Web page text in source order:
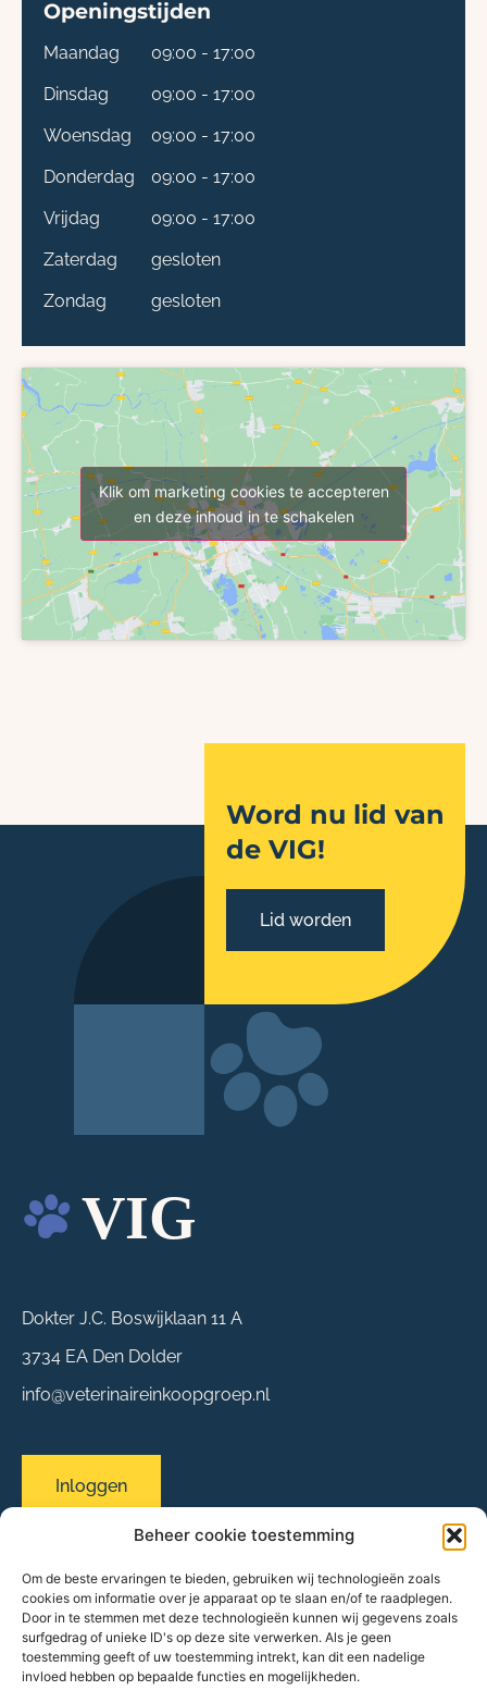
Beheer cookie toestemming
Om de beste ervaringen te bieden, gebruiken wij technologieën zoals
cookies om informatie over je apparaat op te slaan en/of te raadplegen.
Door in te stemmen met deze technologieën kunnen wij gegevens zoals
surfgedrag of unieke ID's op deze site verwerken. Als je geen
toestemming geeft of uw toestemming intrekt, kan dit een nadelige
invloed hebben op bepaalde functies en mogelijkheden.
Klik om marketing cookies te accepteren
en deze inhoud in te schakelen
Openingstijden
Maandag
09:00 - 17:00
Dinsdag
09:00 - 17:00
Woensdag
09:00 - 17:00
Donderdag
09:00 - 17:00
Vrijdag
09:00 - 17:00
Zaterdag
gesloten
Zondag
gesloten
Word nu lid van
de VIG!
Lid worden
Dokter J.C. Boswijklaan 11 A
3734 EA Den Dolder
info@veterinaireinkoopgroep.nl
Inloggen
Sitemap
Over ons
Evenementen
Onze praktijken
Partners & leveranciers